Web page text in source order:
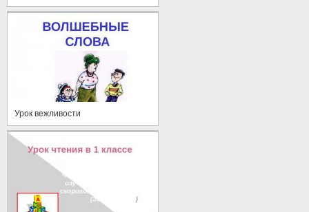
Урок вежливости